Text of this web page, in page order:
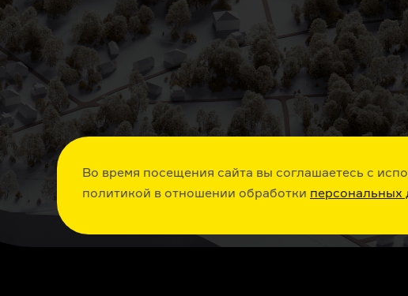
Во время посещения сайта вы соглашаетесь с
политикой в отношении обработки персональных